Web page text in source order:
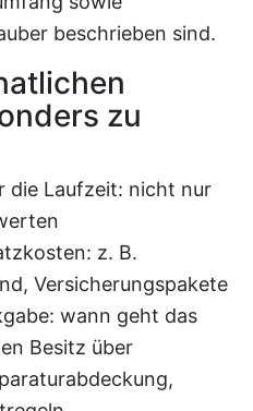
beschrieben sind.
zu
die Laufzeit: nicht nur
z. B.
Versicherungspakete
wann geht das
Besitz über